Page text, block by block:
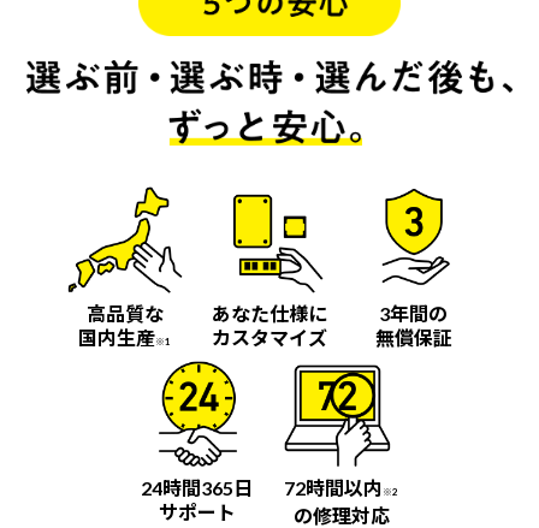
高品質な
国内生産※1
あなた仕様に
カスタマイズ
3年間の
無償保証
24時間365日
サポート
72時間以内 ※2
の修理対応